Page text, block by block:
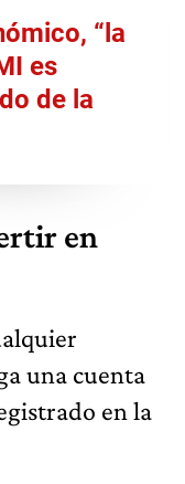
“la
es
de la
en
una cuenta
en la